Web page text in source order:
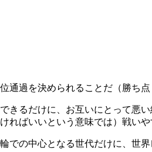
過を決められることだ（勝ち
きるだけに、お互いにとって悪
ればいいという意味では）戦いや
での中心となる世代だけに、世